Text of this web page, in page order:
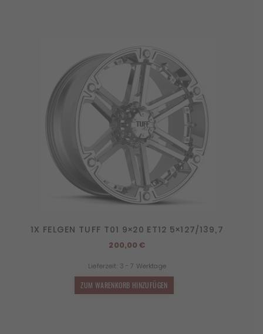
1X FELGEN TUFF T01 9×20 ET12 5×127/139,7
200,00€
Lieferzeit: 3 - 7 Werktage
ZUM WARENKORB HINZUFÜGEN